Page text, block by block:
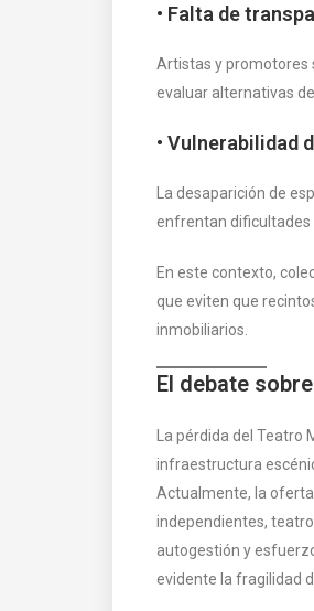
• Falta de
Artistas y promotores
evaluar alternativas
• Vulnerabilidad
La desaparición de
enfrentan dificultades
En este contexto,
que eviten que
inmobiliarios.
El debate
La pérdida del
infraestructura
Actualmente, la
independientes,
autogestión y
evidente la fragilidad